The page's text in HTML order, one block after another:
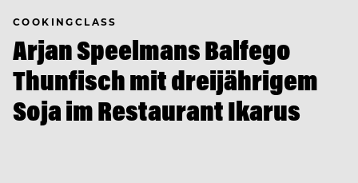
COOKINGCLASS
Arjan Speelmans Balfego
Thunfisch mit dreijährigem
Soja im Restaurant Ikarus